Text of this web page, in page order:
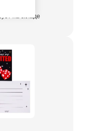
на складе